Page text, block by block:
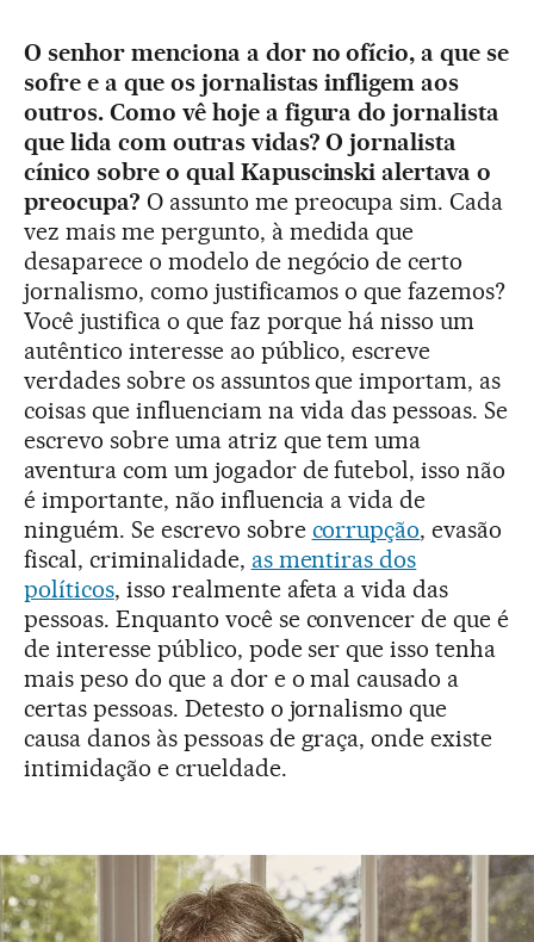
O senhor menciona a dor no ofício, a que se
sofre e a que os jornalistas infligem aos
outros. Como vê hoje a figura do jornalista
que lida com outras vidas? O jornalista
cínico sobre o qual Kapuscinski alertava o
preocupa? O assunto me preocupa sim. Cada
vez mais me pergunto, à medida que
desaparece o modelo de negócio de certo
jornalismo, como justificamos o que fazemos?
Você justifica o que faz porque há nisso um
autêntico interesse ao público, escreve
verdades sobre os assuntos que importam, as
coisas que influenciam na vida das pessoas. Se
escrevo sobre uma atriz que tem uma
aventura com um jogador de futebol, isso não
é importante, não influencia a vida de
ninguém. Se escrevo sobre corrupção, evasão
fiscal, criminalidade, as mentiras dos
políticos, isso realmente afeta a vida das
pessoas. Enquanto você se convencer de que é
de interesse público, pode ser que isso tenha
mais peso do que a dor e o mal causado a
certas pessoas. Detesto o jornalismo que
causa danos às pessoas de graça, onde existe
intimidação e crueldade.